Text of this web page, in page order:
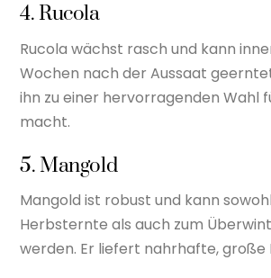
4. Rucola
Rucola wächst rasch und kann
Wochen nach der Aussaat
ihn zu einer hervorragenden Wahl
macht.
5. Mangold
Mangold ist robust und kann
Herbsternte als auch zum
werden. Er liefert nahrhafte, große